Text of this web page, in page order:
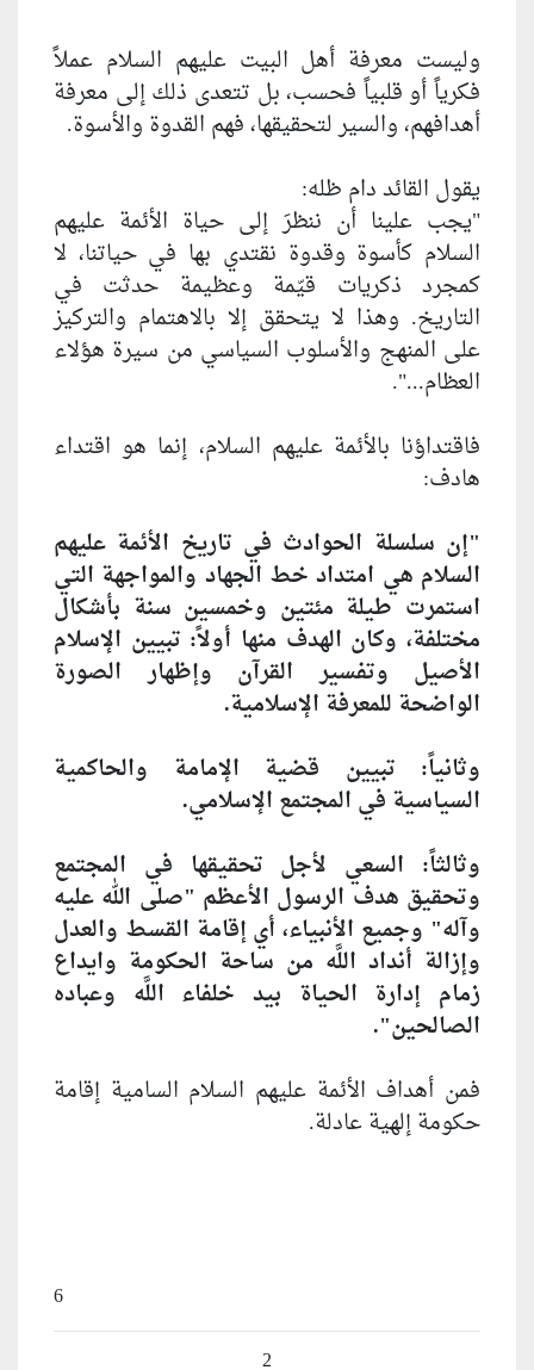
وليست معرفة أهل البيت عليهم السلام عملاً
فكرياً أو قلبياً فحسب، بل تتعدى ذلك إلى معرفة
أهدافهم، والسير لتحقيقها، فهم القدوة والأسوة.
يقول القائد دام ظله:
"يجب علينا أن ننظرَ إلى حياة الأئمة عليهم
السلام كأسوة وقدوة نقتدي بها في حياتنا، لا
كمجرد ذكريات قيّمة وعظيمة حدثت في
التاريخ. وهذا لا يتحقق إلا بالاهتمام والتركيز
على المنهج والأسلوب السياسي من سيرة هؤلاء
العظام...".
فاقتداؤنا بالأئمة عليهم السلام، إنما هو اقتداء
هادف:
"إن سلسلة الحوادث في تاريخ الأئمة عليهم
السلام هي امتداد خط الجهاد والمواجهة التي
استمرت طيلة مئتين وخمسين سنة بأشكال
مختلفة، وكان الهدف منها أولاً: تبيين الإسلام
الأصيل وتفسير القرآن وإظهار الصورة
الواضحة للمعرفة الإسلامية.
وثانياً: تبيين قضية الإمامة والحاكمية
السياسية في المجتمع الإسلامي.
وثالثاً: السعي لأجل تحقيقها في المجتمع
وتحقيق هدف الرسول الأعظم "صلى الله عليه
وآله" وجميع الأنبياء، أي إقامة القسط والعدل
وإزالة أنداد اللَّه من ساحة الحكومة وايداع
زمام إدارة الحياة بيد خلفاء اللَّه وعباده
الصالحين".
فمن أهداف الأئمة عليهم السلام السامية إقامة
حكومة إلهية عادلة.
6
2